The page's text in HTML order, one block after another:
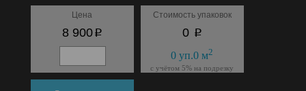
Цена
8 900p
Стоимость упаковок
0 p
0 уп.0 м2
с учётом 5% на подрезку